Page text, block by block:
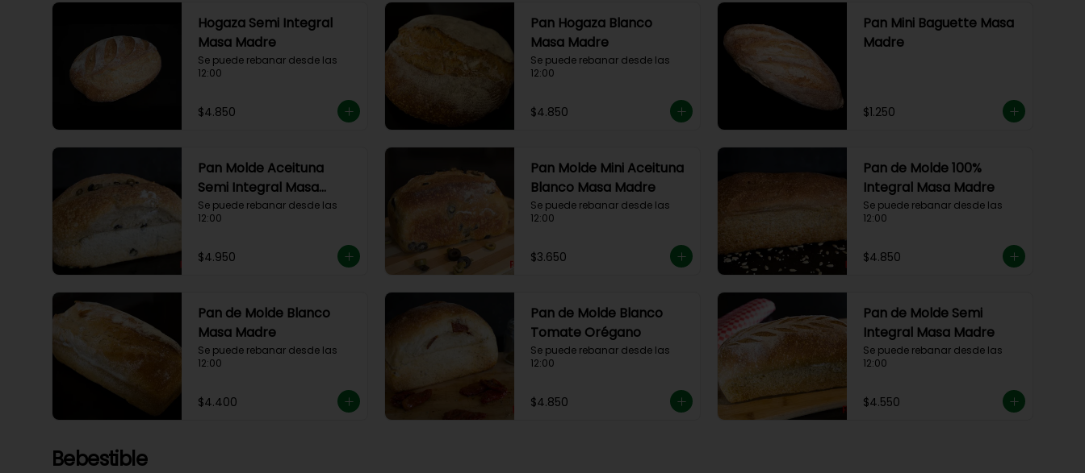
Hogaza Semi Integral
Masa Madre
Se puede rebanar desde las
12:00
$4.850
Pan Hogaza Blanco
Masa Madre
Se puede rebanar desde las
12:00
$4.850
Pan Mini Baguette Masa
Madre
$1.250
Pan Molde Aceituna
Semi Integral Masa
Madre
Se puede rebanar desde las
12:00
$4.950
Pan Molde Mini Aceituna
Blanco Masa Madre
Se puede rebanar desde las
12:00
$3.650
Pan de Molde 100%
Integral Masa Madre
Se puede rebanar desde las
12:00
$4.850
Pan de Molde Blanco
Masa Madre
Se puede rebanar desde las
12:00
$4.400
Pan de Molde Blanco
Tomate Orégano
Se puede rebanar desde las
12:00
$4.850
Pan de Molde Semi
Integral Masa Madre
Se puede rebanar desde las
12:00
$4.550
Bebestible